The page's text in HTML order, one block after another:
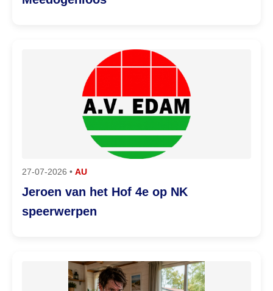
27-07-2026 • AU
Jeroen van het Hof 4e op NK
speerwerpen